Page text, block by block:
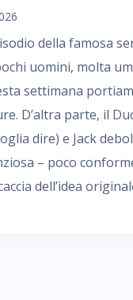
della famosa
uomini, molta
settimana
D’altra parte, il
dire) e Jack
– poco
dell’idea